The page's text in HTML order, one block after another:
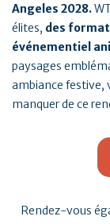
Angeles 2028.
élites, des
événementiel
paysages
ambiance festive,
manquer de ce
Rendez-vous